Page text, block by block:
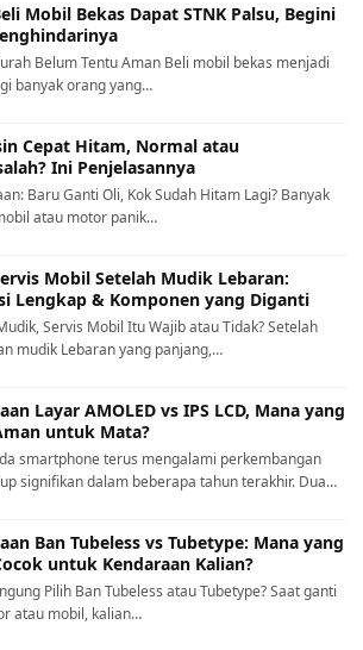
Mobil Bekas Dapat STNK Palsu, Begini
Belum Tentu Aman Beli mobil bekas menjadi
banyak orang yang…
Cepat Hitam, Normal atau
Ini Penjelasannya
Baru Ganti Oli, Kok Sudah Hitam Lagi? Banyak
atau motor panik…
Mobil Setelah Mudik Lebaran:
Lengkap & Komponen yang Diganti
Servis Mobil Itu Wajib atau Tidak? Setelah
mudik Lebaran yang panjang,…
Layar AMOLED vs IPS LCD, Mana yang
untuk Mata?
smartphone terus mengalami perkembangan
signifikan dalam beberapa tahun terakhir. Dua…
Ban Tubeless vs Tubetype: Mana yang
untuk Kendaraan Kalian?
Pilih Ban Tubeless atau Tubetype? Saat ganti
atau mobil, kalian…